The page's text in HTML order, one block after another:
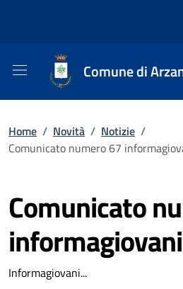
Comune di
Home / Novità / Notizie /
Comunicato numero 67
Comunicato
informagiovani
Informagiovani...